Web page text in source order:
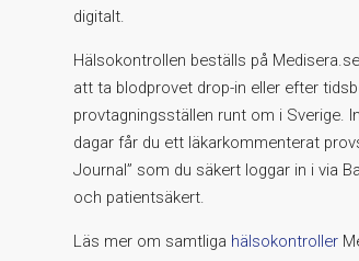
digitalt.
Hälsokontrollen beställs på
att ta blodprovet drop-in eller efter
provtagningsställen runt om i Sverige.
dagar får du ett läkarkommenterat
Journal” som du säkert loggar in i via
och patientsäkert.
Läs mer om samtliga hälsokontroller